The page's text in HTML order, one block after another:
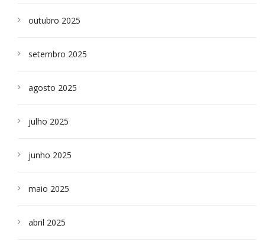
outubro 2025
setembro 2025
agosto 2025
julho 2025
junho 2025
maio 2025
abril 2025